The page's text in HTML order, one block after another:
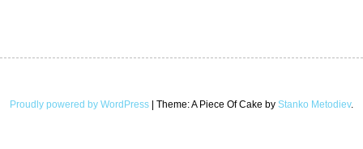
Proudly powered by WordPress Theme: A Piece Of Cake by Stanko Metodiev.